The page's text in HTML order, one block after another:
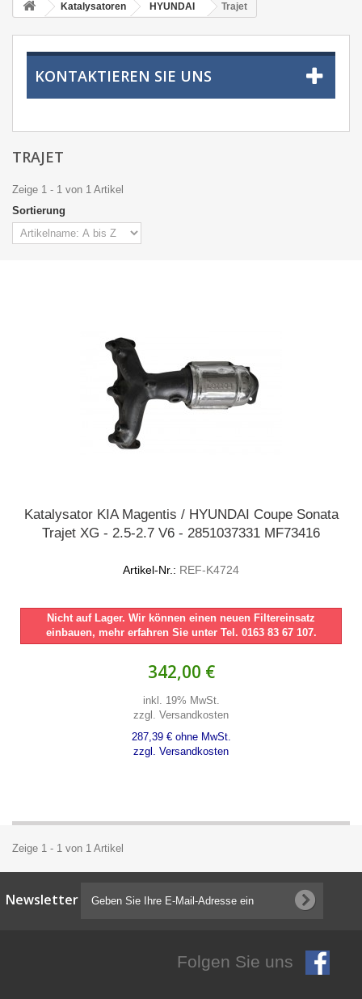
Katalysatoren HYUNDAI Trajet
KONTAKTIEREN SIE UNS
TRAJET
Zeige 1 - 1 von 1 Artikel
Sortierung
Katalysator KIA Magentis / HYUNDAI Coupe Sonata
Trajet XG - 2.5-2.7 V6 - 2851037331 MF73416
Artikel-Nr.: REF-K4724
Nicht auf Lager. Wir können einen neuen Filtereinsatz
einbauen, mehr erfahren Sie unter Tel. 0163 83 67 107.
342,00 €
inkl. 19% MwSt.
zzgl. Versandkosten
287,39 € ohne MwSt.
zzgl. Versandkosten
Zeige 1 - 1 von 1 Artikel
Newsletter
Folgen Sie uns